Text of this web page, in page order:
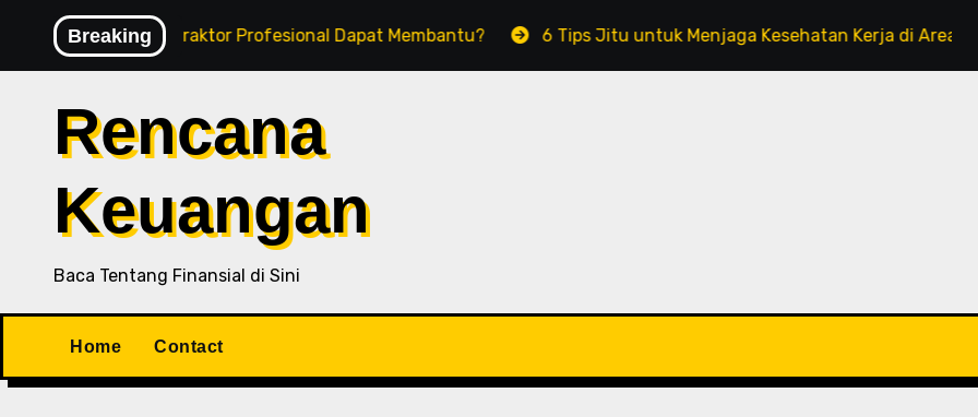
content
Breaking
Kontraktor Profesional Dapat Membantu? 6 Tips Jitu untuk Menjaga Kesehatan Kerja di Area
Rencana
Keuangan
Baca Tentang Finansial di Sini
Home Contact